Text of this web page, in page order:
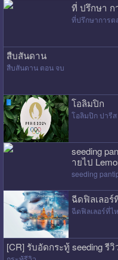
ที่ ปรึกษา ก
ที่ปรึกษาการต
สืบสันดาน
สืบสันดาน ตอน จบ
โอลิมปิก
โอลิมปิก ปารีส
seeding
ายไป
seeding
ฉีดฟิลเลอร์
ฉีดฟิลเลอร์ที่ไ
[CR] รับอัดกระทู้ seeding รีวิ